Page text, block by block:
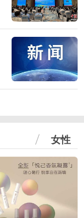
女性